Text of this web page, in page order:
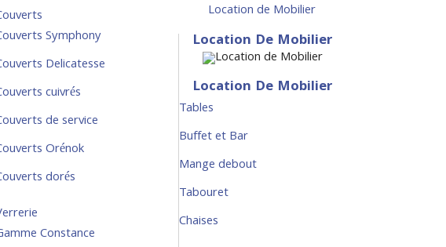
Symphony
Delicatesse
cuivrés
de service
Orénok
dorés
Constance
Location de Mobilier
Location De Mobilier
Location De Mobilier
Tables
Buffet et Bar
Mange debout
Tabouret
Chaises